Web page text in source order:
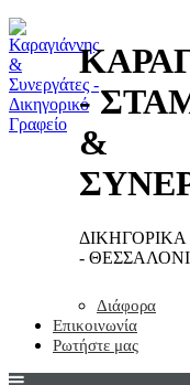
-
&
-
Διάφορα
Επικοινωνία
Ρωτήστε μας